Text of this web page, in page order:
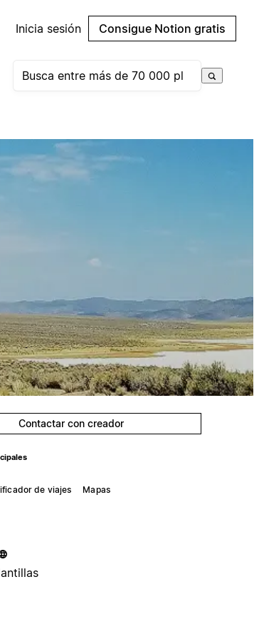
Inicia sesión Consigue Notion gratis
Contactar con creador
de viajes Mapas